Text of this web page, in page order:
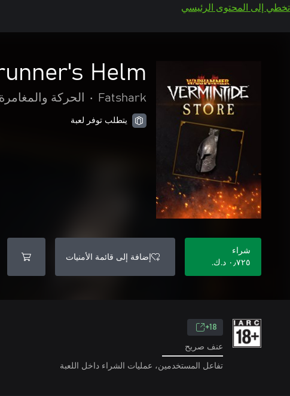
تخطي إلى المحتوى الرئيسي
Helm
Fatshark
• الحركة والمغامرة
يتطلب توفر لعبة
شراء
٠٫٧٢٥ د.ك.‏
إضافة إلى قائمة الأمنيات
18+
عنف صريح
تفاعل المستخدمين، عمليات الشراء داخل اللعبة